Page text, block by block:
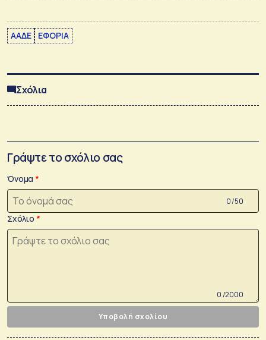
ΑΑΔΕ ΕΦΟΡΙΑ
Σχόλια
Γράψτε το σχόλιο σας
Όνομα
0 /50
Σχόλιο
0 /2000
Υποβολή σχολίου